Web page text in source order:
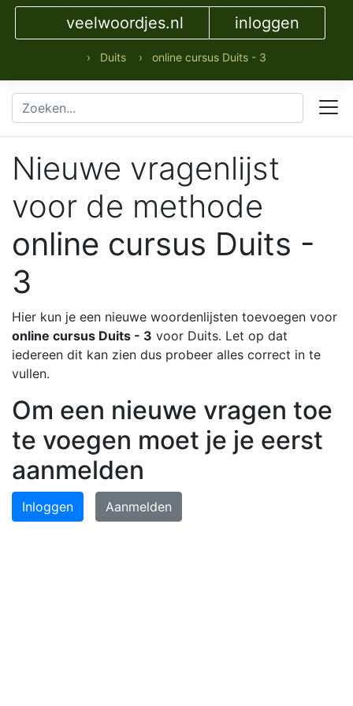
veelwoordjes.nl inloggen
› Duits › online cursus Duits - 3
Nieuwe vragenlijst
voor de methode
online cursus Duits -
3
Hier kun je een nieuwe woordenlijsten toevoegen voor
online cursus Duits - 3 voor Duits. Let op dat
iedereen dit kan zien dus probeer alles correct in te
vullen.
Om een nieuwe vragen toe
te voegen moet je je eerst
aanmelden
Inloggen Aanmelden